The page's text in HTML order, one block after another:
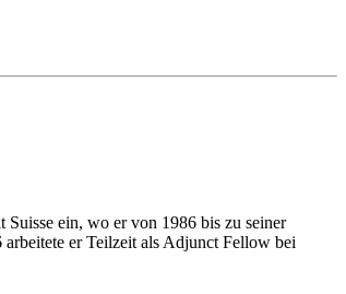
ein, wo er von 1986 bis zu seiner
er Teilzeit als Adjunct Fellow bei